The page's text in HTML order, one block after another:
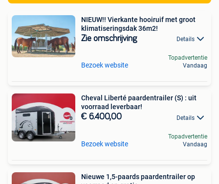
NIEUW!! Vierkante hooiruif met groot
klimatiseringsdak 36m2!
Zie omschrijving Details
Bezoek website
Topadvertentie
Vandaag
Cheval Liberté paardentrailer (S) : uit
voorraad leverbaar!
€ 6.400,00 Details
Bezoek website
Topadvertentie
Vandaag
Nieuwe 1,5-paards paardentrailer op